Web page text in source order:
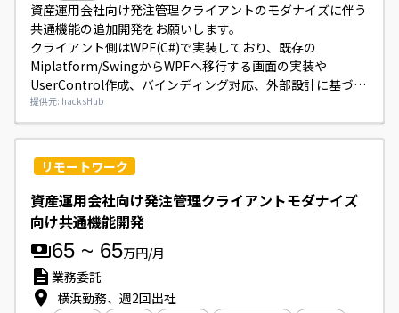
資産運用会社向け発注管理クライアントのモダナイズに伴う
共通機能の追加開発をお願いします。
クライアント側はWPF(C#)で実装しており、既存の
Miplatform/SwingからWPFへ移行する画面の実装や
UserControl作成、バインディング対応、外部設計に基づく
画面レイアウト作成等に携わっていただきます。
サーバ側はSpringBoot(Java)構成です。
提供元: hacksHub
リモートワーク
資産運用会社向け発注管理クライアントモダナイズ
向け共通機能開発
65 ~ 65万円/月
業務委託
横浜勤務、週2回出社